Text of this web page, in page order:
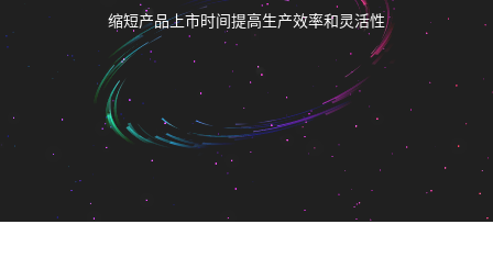
缩短产品上市时间提高生产效率和灵活性